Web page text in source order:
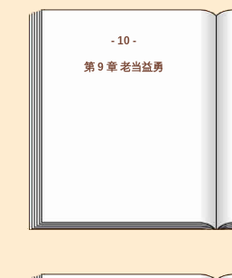
- 10 -
第 9 章 老当益勇